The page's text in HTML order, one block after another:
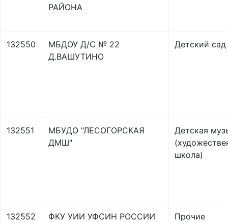
РАЙОНА
132550
МБДОУ Д/С № 22
Д.ВАШУТИНО
Детский сад
132551
МБУДО "ЛЕСОГОРСКАЯ
ДМШ"
Детская
школа)
132552
ФКУ УИИ УФСИН РОССИИ
Прочие